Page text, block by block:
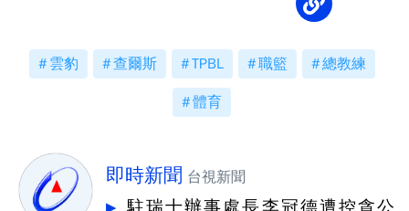
雲豹 查爾斯 TPBL 職籃 總教練
體育
即時新聞 台視新聞